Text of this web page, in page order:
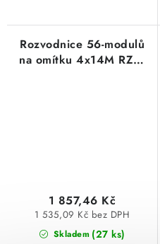
Rozvodnice 56-modulů
na omítku 4x14M RZG-
Skladem (27 ks)
1 535,09 Kč bez DPH
1 857,46 Kč